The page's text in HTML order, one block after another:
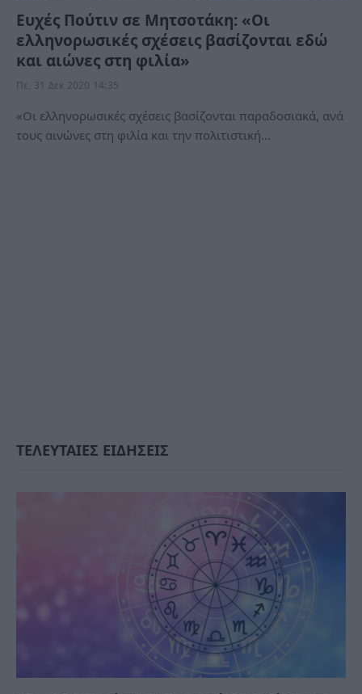
Ευχές Πούτιν σε Μητσοτάκη: «Οι
ελληνορωσικές σχέσεις βασίζονται εδώ
και αιώνες στη φιλία»
Πε, 31 Δεκ 2020 14:35
«Οι ελληνορωσικές σχέσεις βασίζονται παραδοσιακά, ανά
τους αινώνες στη φιλία και την πολιτιστική…
ΤΕΛΕΥΤΑΙΕΣ ΕΙΔΗΣΕΙΣ